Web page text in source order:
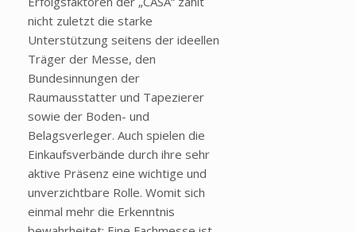
nicht zuletzt die starke
Unterstützung seitens der ideellen
Träger der Messe, den
Bundesinnungen der
Raumausstatter und Tapezierer
sowie der Boden- und
Belagsverleger. Auch spielen die
Einkaufsverbände durch ihre sehr
aktive Präsenz eine wichtige und
unverzichtbare Rolle. Womit sich
einmal mehr die Erkenntnis